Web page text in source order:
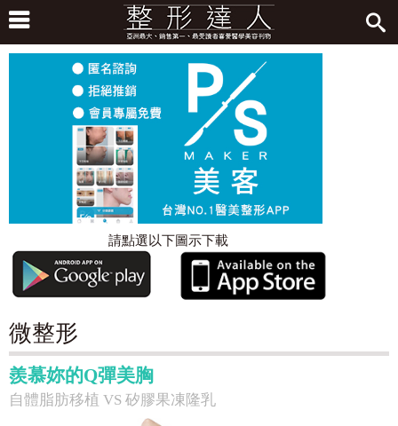
請點選以下圖示下載
微整形
羨慕妳的Q彈美胸
自體脂肪移植 VS 矽膠果凍隆乳